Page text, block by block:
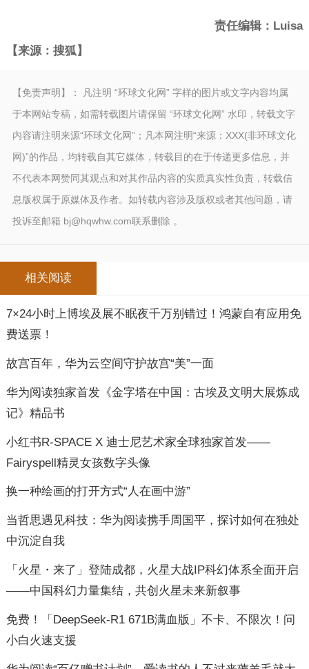
责任编辑：Luisa
【来源：搜狐】
【免责声明】： 凡注明 “环球文化网” 字样的图片或文字内容均属
于本网站专稿，如需转载图片请保留 “环球文化网” 水印，转载文字
内容请注明来源“环球文化网”；凡本网注明“来源：XXX(非环球文化
网)”的作品，均转载自其它媒体，转载目的在于传递更多信息，并
不代表本网赞同其观点和对其作品内容的实质真实性负责，转载信
息版权属于原媒体及作者。如转载内容涉及版权或者其他问题，请
投诉至邮箱 bj@hqwhw.com联系删除 。
相关阅读
7×24小时上博埃及展不眠夜千万别错过！鸿蒙自有应用免
费送票！
故宫百年，华为云空间守护故宫“美”一面
华为阅读独家首发《金字塔在中国：古埃及文明大展炼成
记》精品书
小红书R-SPACE X 迪士尼艺术家全球独家首发——
Fairyspell精灵女孩数字头像
换一种绘画的打开方式“人在画中游”
当哲思遇见科技：华为阅读携手周国平，探讨如何在独处
中沉淀自我
「火星・来了」登陆成都，火星大战IP科幻体系全面开启
——中国科幻力量集结，共创火星未来新叙事
免费！「DeepSeek-R1 671B满血版」不卡、不限次！问
小白火速支援